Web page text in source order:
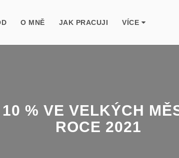
O MNĚ JAK PRACUJI VÍCE
% VE VELKÝCH
ROCE 2021